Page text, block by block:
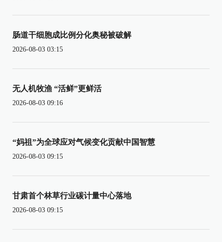
肠道干细胞成比例分化奥秘被破解
2026-08-03 03:15
无人机牧渔 “活鲜”更鲜活
2026-08-03 09:16
“妈祖”为全球应对气候变化贡献中国智慧
2026-08-03 09:15
甘肃首个林草行业碳计量中心落地
2026-08-03 09:15